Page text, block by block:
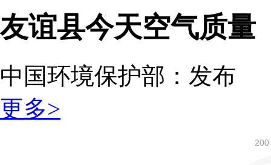
友谊县今天空气质量
中国环境保护部： 发布
更多>